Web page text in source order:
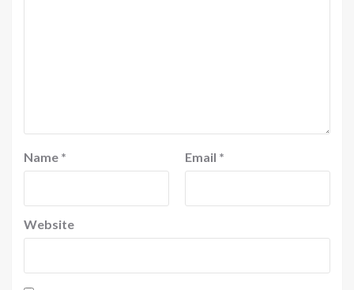
Name * Email *
Website